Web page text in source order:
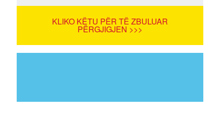
KLIKO KËTU PËR TË ZBULUAR
PËRGJIGJEN >>>